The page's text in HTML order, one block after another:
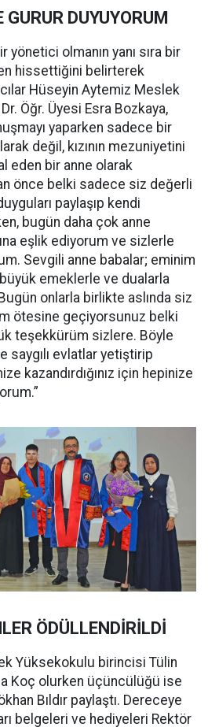
GURUR DUYUYORUM
olmanın yanı sıra bir
hissettiğini belirterek
Hüseyin Aytemiz Meslek
Öğr. Üyesi Esra Bozkaya,
yaparken sadece bir
değil, kızının mezuniyetini
eden bir anne olarak
önce belki sadece siz değerli
paylaşıp kendi
bugün daha çok anne
eşlik ediyorum ve sizlerle
Sevgili anne babalar; eminim
büyük emeklerle ve dualarla
onlarla birlikte aslında siz
ötesine geçiyorsunuz belki
teşekkürüm sizlere. Böyle
saygılı evlatlar yetiştirip
kazandırdığınız için hepinize
ÖDÜLLENDİRİLDİ
Yüksekokulu birincisi Tülin
Koç olurken üçüncülüğü ise
Bıldır paylaştı. Dereceye
belgeleri ve hediyeleri Rektör